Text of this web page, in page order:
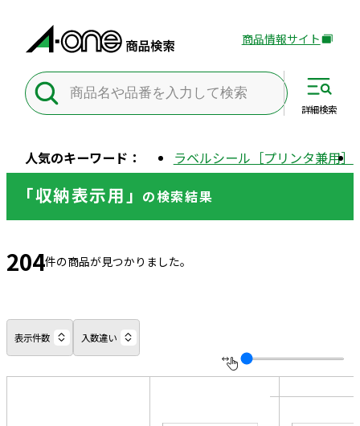
外
サ
別
ン
す
商品情報サイト
人気のキーワード： ラベルシール［プリンタ兼用］
詳細検索
「収納表示用」 の検索結果
204件の商品が見つかりました。
表示件数 入数違い